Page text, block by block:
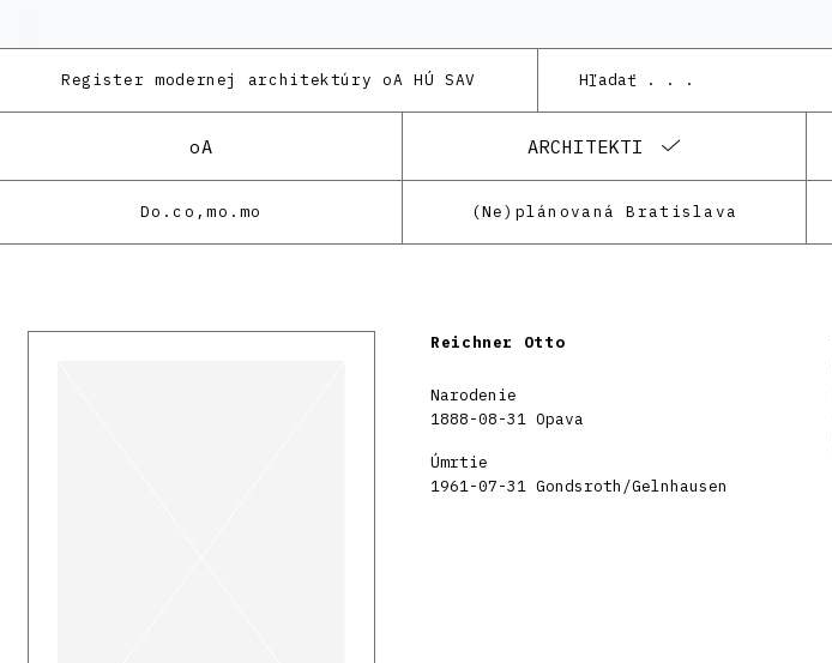
Register modernej architektúry oA HÚ SAV
oA ARCHITEKTI
Do.co,mo.mo (Ne)plánovaná Bratislava
Reichner Otto
Narodenie
1888-08-31 Opava
Úmrtie
1961-07-31 Gondsroth/Gelnhausen